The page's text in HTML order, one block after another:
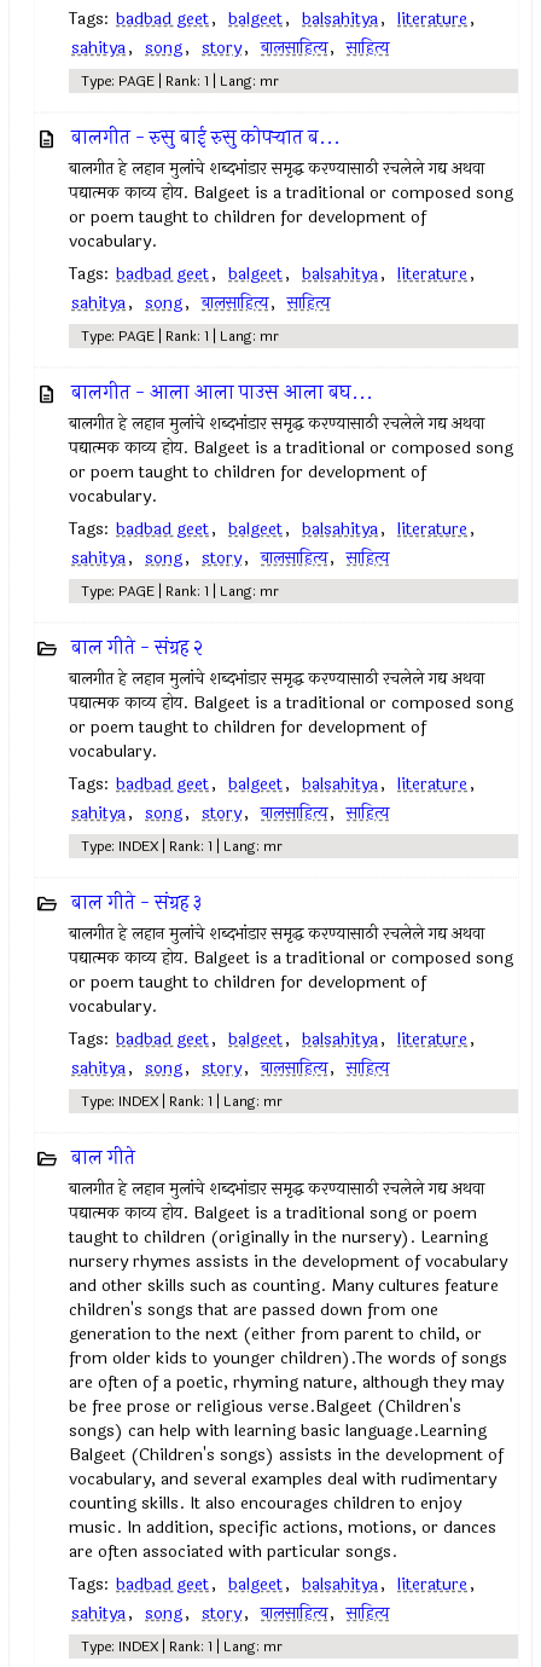
Tags: badbad geet, balgeet, balsahitya, literature,
sahitya, song, story, बालसाहित्य, साहित्य
Type: PAGE | Rank: 1 | Lang: mr
बालगीत - रुसु बाई रुसु कोपर्‍यात ब...
बालगीत हे लहान मुलांचे शब्दभांडार समृद्ध करण्यासाठी रचलेले गद्य अथवा
पद्यात्मक काव्य होय. Balgeet is a traditional or composed song
or poem taught to children for development of
vocabulary.
Tags: badbad geet, balgeet, balsahitya, literature,
sahitya, song, बालसाहित्य, साहित्य
Type: PAGE | Rank: 1 | Lang: mr
बालगीत - आला आला पाउस आला बघ...
बालगीत हे लहान मुलांचे शब्दभांडार समृद्ध करण्यासाठी रचलेले गद्य अथवा
पद्यात्मक काव्य होय. Balgeet is a traditional or composed song
or poem taught to children for development of
vocabulary.
Tags: badbad geet, balgeet, balsahitya, literature,
sahitya, song, story, बालसाहित्य, साहित्य
Type: PAGE | Rank: 1 | Lang: mr
बाल गीते - संग्रह २
बालगीत हे लहान मुलांचे शब्दभांडार समृद्ध करण्यासाठी रचलेले गद्य अथवा
पद्यात्मक काव्य होय. Balgeet is a traditional or composed song
or poem taught to children for development of
vocabulary.
Tags: badbad geet, balgeet, balsahitya, literature,
sahitya, song, story, बालसाहित्य, साहित्य
Type: INDEX | Rank: 1 | Lang: mr
बाल गीते - संग्रह ३
बालगीत हे लहान मुलांचे शब्दभांडार समृद्ध करण्यासाठी रचलेले गद्य अथवा
पद्यात्मक काव्य होय. Balgeet is a traditional or composed song
or poem taught to children for development of
vocabulary.
Tags: badbad geet, balgeet, balsahitya, literature,
sahitya, song, story, बालसाहित्य, साहित्य
Type: INDEX | Rank: 1 | Lang: mr
बाल गीते
बालगीत हे लहान मुलांचे शब्दभांडार समृद्ध करण्यासाठी रचलेले गद्य अथवा
पद्यात्मक काव्य होय. Balgeet is a traditional song or poem
taught to children (originally in the nursery). Learning
nursery rhymes assists in the development of vocabulary
and other skills such as counting. Many cultures feature
children's songs that are passed down from one
generation to the next (either from parent to child, or
from older kids to younger children).The words of songs
are often of a poetic, rhyming nature, although they may
be free prose or religious verse.Balgeet (Children's
songs) can help with learning basic language.Learning
Balgeet (Children's songs) assists in the development of
vocabulary, and several examples deal with rudimentary
counting skills. It also encourages children to enjoy
music. In addition, specific actions, motions, or dances
are often associated with particular songs.
Tags: badbad geet, balgeet, balsahitya, literature,
sahitya, song, story, बालसाहित्य, साहित्य
Type: INDEX | Rank: 1 | Lang: mr